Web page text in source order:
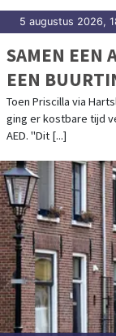
5 augustus 2026,
SAMEN EEN
EEN
Toen Priscilla via
ging er kostbare tijd
AED. "Dit [...]